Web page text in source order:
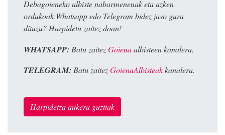
Debagoieneko albiste nabarmenenak eta azken
ordukoak Whatsapp edo Telegram bidez jaso gura
dituzu? Harpidetu zaitez doan!
WHATSAPP: Batu zaitezGoienaalbisteen kanalera.
TELEGRAM: Batu zaitezGoienaAlbisteakkanalera.
Harpidetza aukera guztiak